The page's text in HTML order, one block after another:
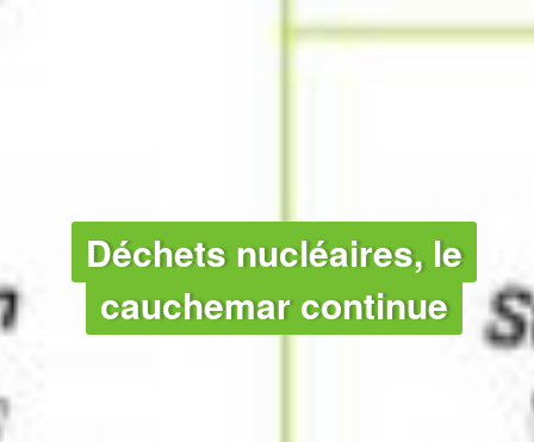
CLIMAT
Déchets nucléaires, le
cauchemar continue